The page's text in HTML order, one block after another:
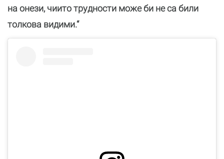
на онези, чиито трудности може би не са били
толкова видими.“